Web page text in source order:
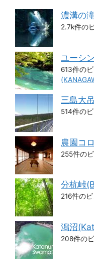
濃溝の
2.7k件の
ユーシ
613件の
三島大
514件の
農園コ
255件の
分杭峠
216件の
潟沼
208件の